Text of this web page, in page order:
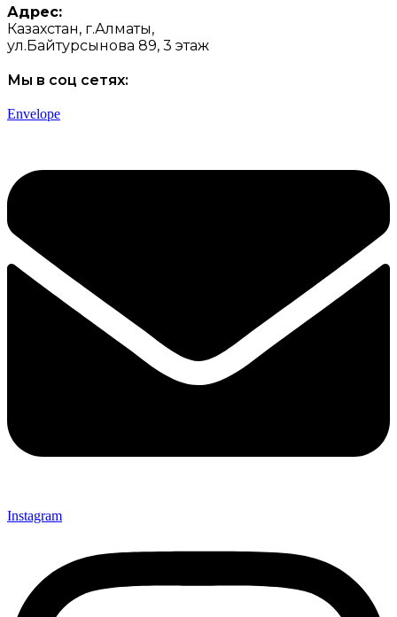
Адрес:
Казахстан, г.Алматы,
ул.Байтурсынова 89, 3 этаж
Мы в соц сетях:
Envelope
Instagram